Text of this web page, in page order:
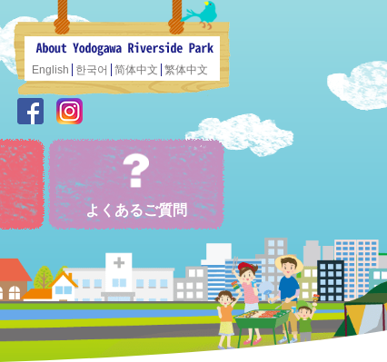
English 한국어 简体中文 繁体中文
よくあるご質問